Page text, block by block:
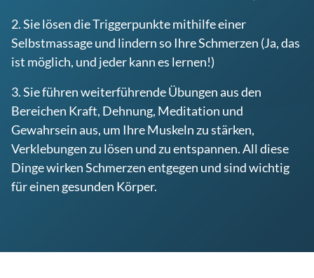
2. Sie lösen die Triggerpunkte mithilfe einer
Selbstmassage und lindern so Ihre Schmerzen (Ja, das
ist möglich, und jeder kann es lernen!)
3. Sie führen weiterführende Übungen aus den
Bereichen Kraft, Dehnung, Meditation und
Gewahrsein aus, um Ihre Muskeln zu stärken,
Verklebungen zu lösen und zu entspannen. All diese
Dinge wirken Schmerzen entgegen und sind wichtig
für einen gesunden Körper.